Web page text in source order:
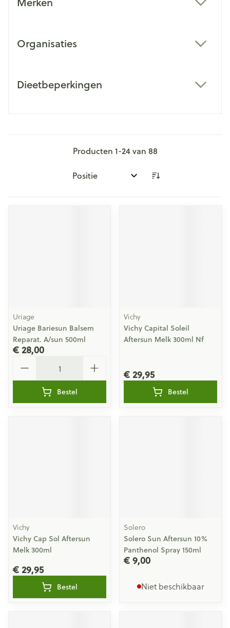
Organisaties
Dieetbeperkingen
Producten 1-24van 88
Sorteer op:
Uriage
Uriage Bariesun Balsem
Reparat. A/sun 500ml
€ 28,00
Bestel
Vichy
Vichy Capital Soleil
Aftersun Melk 300ml Nf
€ 29,95
Bestel
Vichy
Vichy Cap Sol Aftersun
Melk 300ml
€ 29,95
Bestel
Solero
Solero Sun Aftersun 10%
Panthenol Spray 150ml
€ 9,00
Niet beschikbaar